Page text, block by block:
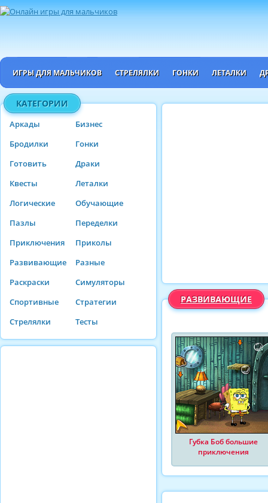
ИГРЫ ДЛЯ МАЛЬЧИКОВ СТРЕЛЯЛКИ ГОНКИ ЛЕТАЛКИ
КАТЕГОРИИ
Аркады
Бизнес
Бродилки
Гонки
Готовить
Драки
Квесты
Леталки
Логические
Обучающие
Пазлы
Переделки
Приключения
Приколы
Развивающие
Разные
Раскраски
Симуляторы
Спортивные
Стратегии
Стрелялки
Тесты
РАЗВИВАЮЩИЕ
Губка Боб большие
приключения